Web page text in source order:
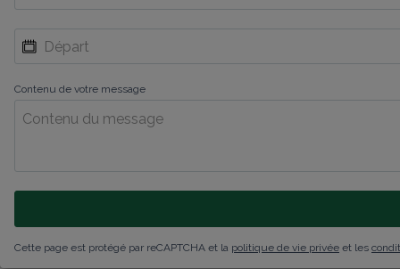
Contenu de votre message
Cette page est protégé par reCAPTCHA et la politique de vie privée et les